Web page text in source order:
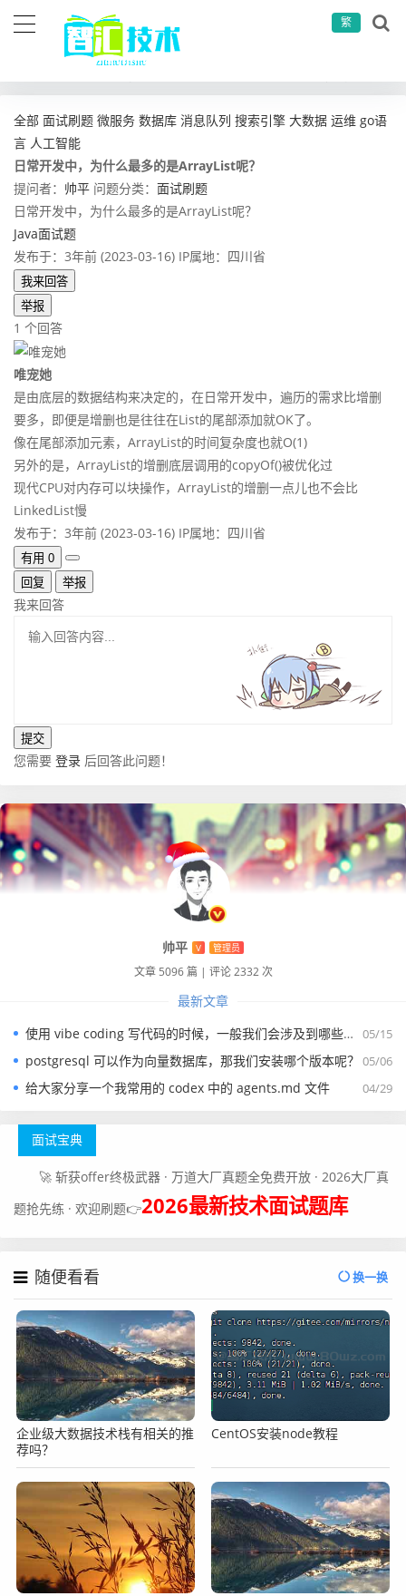
繁
全部 面试刷题 微服务 数据库 消息队列 搜索引擎 大数据 运维 go语
言 人工智能
日常开发中，为什么最多的是ArrayList呢？
提问者： 帅平 问题分类： 面试刷题
日常开发中，为什么最多的是ArrayList呢？
Java面试题
发布于：3年前 (2023-03-16) IP属地：四川省
我来回答
举报
1 个回答
唯宠她
是由底层的数据结构来决定的，在日常开发中，遍历的需求比增删
要多，即便是增删也是往往在List的尾部添加就OK了。
像在尾部添加元素，ArrayList的时间复杂度也就O(1)
另外的是，ArrayList的增删底层调用的copyOf()被优化过
现代CPU对内存可以块操作，ArrayList的增删一点儿也不会比
LinkedList慢
发布于：3年前 (2023-03-16) IP属地：四川省
有用 0
回复
举报
我来回答
您需要 登录 后回答此问题！
帅平 V 管理员
文章 5096 篇 | 评论 2332 次
最新文章
05/15
使用 vibe coding 写代码的时候，一般我们会涉及到哪些提示词？
05/06
postgresql 可以作为向量数据库，那我们安装哪个版本呢？
04/29
给大家分享一个我常用的 codex 中的 agents.md 文件
面试宝典
🚀 斩获offer终极武器 · 万道大厂真题全免费开放 · 2026大厂真
题抢先练 · 欢迎刷题👉2026最新技术面试题库
随便看看 换一换
企业级大数据技术栈有相关的推
荐吗？
CentOS安装node教程